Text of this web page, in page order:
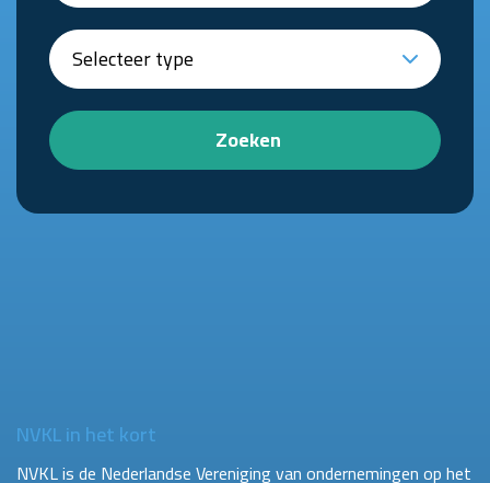
Zoeken
NVKL in het kort
NVKL is de Nederlandse Vereniging van ondernemingen op het